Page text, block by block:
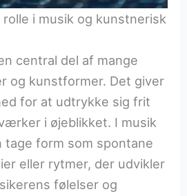
i musik og kunstnerisk
central del af mange
og kunstformer. Det giver
for at udtrykke sig frit
i øjeblikket. I musik
tage form som spontane
eller rytmer, der udvikler
følelser og